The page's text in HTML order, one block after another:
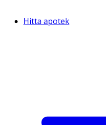
Hitta apotek